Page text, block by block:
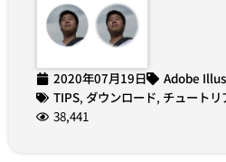
2020年07月19日
Adobe
TIPS, ダウンロード, チュートリ
38,441